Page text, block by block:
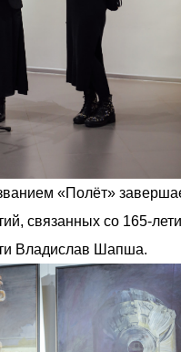
«Полёт»
связанных со 165-
Владислав Шапша.